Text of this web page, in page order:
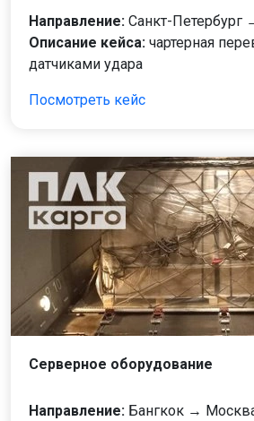
Направление: Санкт-
Описание кейса: чартерная
датчиками удара
Посмотреть кейс
Серверное оборудование
Направление: Бангкок →